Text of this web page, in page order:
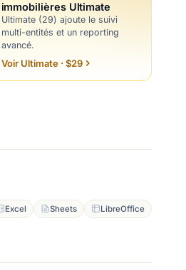
immobilières Ultimate
Ultimate (29) ajoute le suivi
multi-entités et un reporting
avancé.
Voir Ultimate · $29
Excel Sheets LibreOffice